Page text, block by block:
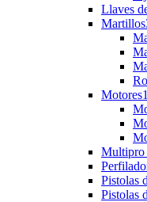
Llaves
Martillos
Motores
Multipro
Pistolas
Pistolas